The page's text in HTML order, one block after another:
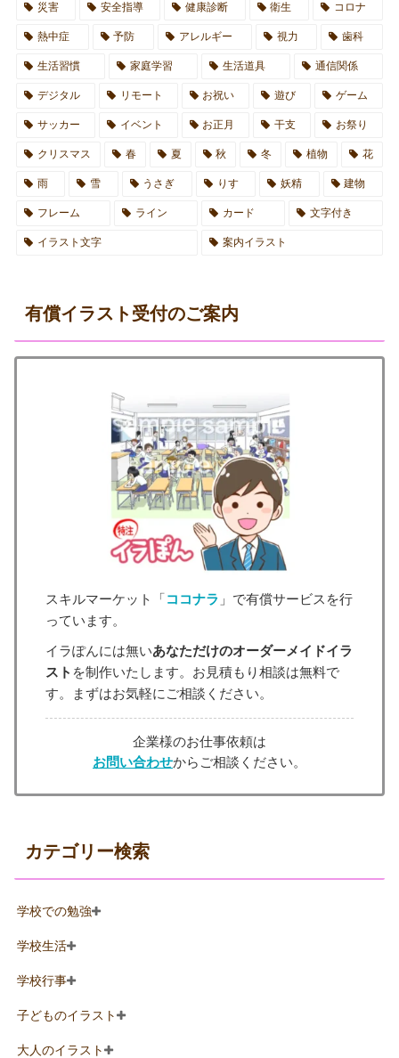
災害 安全指導 健康診断 衛生 コロナ
熱中症 予防 アレルギー 視力 歯科
生活習慣 家庭学習 生活道具 通信関係
デジタル リモート お祝い 遊び ゲーム
サッカー イベント お正月 干支 お祭り
クリスマス 春 夏 秋 冬 植物 花
雨 雪 うさぎ りす 妖精 建物
フレーム ライン カード 文字付き
イラスト文字 案内イラスト
有償イラスト受付のご案内
スキルマーケット「ココナラ 」で有償サービスを行
っています。
イラぽんには無いあなただけのオーダーメイドイラ
スト を制作いたします。お見積もり相談は無料で
す。まずはお気軽にご相談ください。
企業様のお仕事依頼は
お問い合わせからご相談ください。
カテゴリー検索
学校での勉強
学校生活
学校行事
子どものイラスト
大人のイラスト